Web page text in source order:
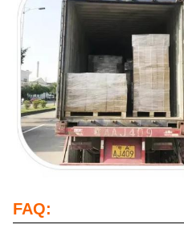
FAQ: